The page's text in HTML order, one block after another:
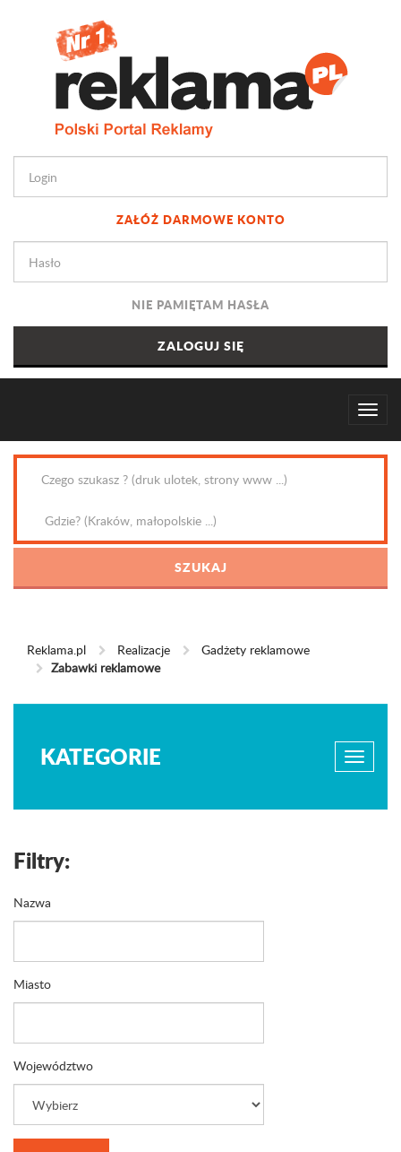
ZAŁÓŻ DARMOWE KONTO
NIE PAMIĘTAM HASŁA
Reklama.pl Realizacje
Gadżety reklamowe
Zabawki reklamowe
KATEGORIE
Filtry:
Nazwa
Miasto
Województwo